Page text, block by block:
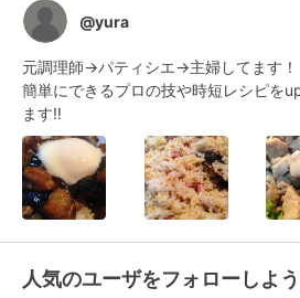
@yura
元調理師→パティシエ→主婦してます！
簡単にできるプロの技や時短レシピを
ます‼︎
人気のユーザをフォローしよう